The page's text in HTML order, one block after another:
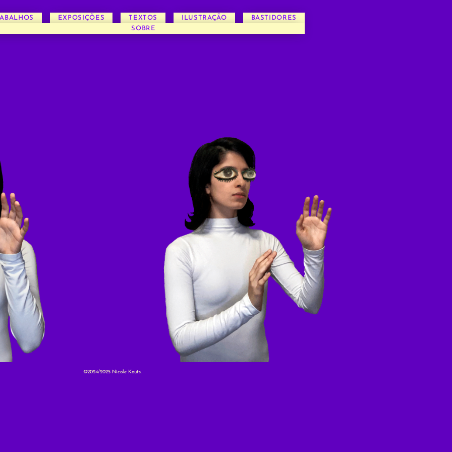
EXPOSIÇÕES TEXTOS ILUSTRAÇÃO
BASTIDORES
SOBRE
©2024/2025 Nicole Kouts.